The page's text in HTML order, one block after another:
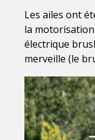
Les ailes ont
la
électrique
merveille (le